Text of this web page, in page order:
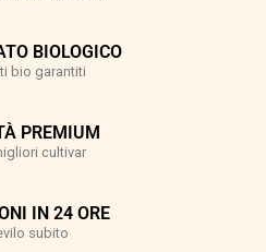
BIOLOGICO
bio garantiti
PREMIUM
cultivar
IN 24 ORE
subito